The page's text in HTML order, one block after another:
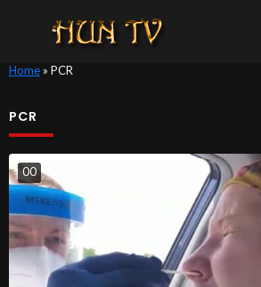
Home» PCR
PCR
00